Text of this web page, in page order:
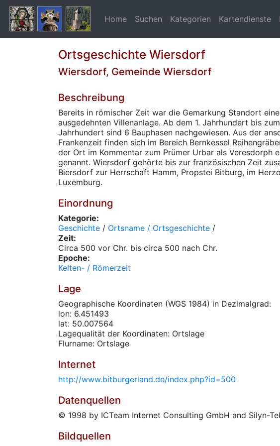
Home Suchen Kategorien Kartendienste
Ortsgeschichte Wiersdorf
Wiersdorf, Gemeinde Wiersdorf
Beschreibung
Bereits in römischer Zeit war die Gemarkung Standort
ausgedehnten Villenanlage. Ab dem 1. Jahrhundert bis
Jahrhundert sind 6 Bauphasen nachgewiesen. Aus der
Frankenzeit finden sich im Bereich Bernkessel
der Ort im Kommentar zum Prümer Urbar als Veresdorph
genannt. Wiersdorf gehörte bis zur französischen Zeit
Biersdorf zur Herrschaft Hamm, Propstei Bitburg, im
Luxemburg.
Einordnung
Kategorie:
Geschichte / Ortsname / Ortsgeschichte /
Zeit:
Circa 500 vor Chr. bis circa 500 nach Chr.
Epoche:
Kelten- / Römerzeit
Lage
Geographische Koordinaten (WGS 1984) in Dezimalgrad:
lon: 6.451493
lat: 50.007564
Lagequalität der Koordinaten: Ortslage
Flurname: Ortslage
Internet
http://www.bitburgerland.de/index.php?id=500
Datenquellen
© 1998 by ICTeam Internet Consulting GmbH and Silyn-
Bildquellen